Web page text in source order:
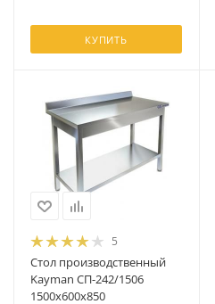
КУПИТЬ
5
Стол производственный
Kayman СП-242/1506
1500х600х850